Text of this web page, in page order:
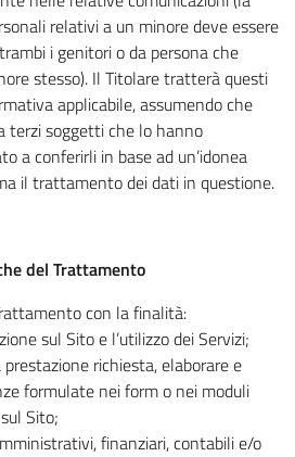
relativi a un minore deve essere
i genitori o da persona che
stesso). Il Titolare tratterà questi
applicabile, assumendo che
terzi soggetti che lo hanno
a conferirli in base ad un’idonea
il trattamento dei dati in questione.
del Trattamento
con la finalità:
sul Sito e l’utilizzo dei Servizi;
richiesta, elaborare e
formulate nei form o nei moduli
Sito;
finanziari, contabili e/o